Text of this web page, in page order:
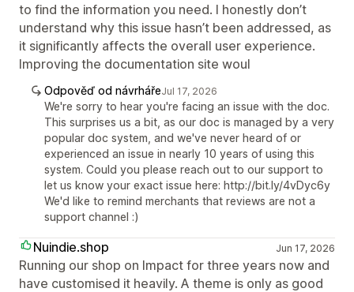
to find the information you need. I honestly don’t
understand why this issue hasn’t been addressed, as
it significantly affects the overall user experience.
Improving the documentation site woul
Odpověď od návrhářeJul 17, 2026
We're sorry to hear you're facing an issue with the doc.
This surprises us a bit, as our doc is managed by a very
popular doc system, and we've never heard of or
experienced an issue in nearly 10 years of using this
system. Could you please reach out to our support to
let us know your exact issue here: http://bit.ly/4vDyc6y
We'd like to remind merchants that reviews are not a
support channel :)
Nuindie.shop Jun 17, 2026
Running our shop on Impact for three years now and
have customised it heavily. A theme is only as good